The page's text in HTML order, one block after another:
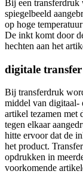
Bij een transferdruk
spiegelbeeld
op hoge
De inkt komt door
hechten aan het
digitale transfer
Bij transferdruk
middel van digitaal-
artikel tezamen met
tegen elkaar
hitte ervoor dat de
het product.
opdrukken in
voorkomende